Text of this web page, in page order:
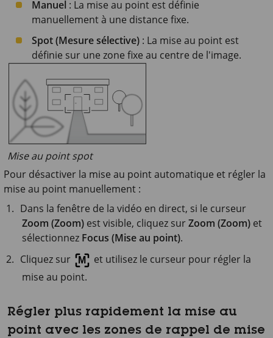
Manuel : La mise au point est définie
manuellement à une distance fixe.
Spot (Mesure sélective) : La mise au point est
définie sur une zone fixe au centre de l'image.
Mise au point spot
Pour désactiver la mise au point automatique et régler la
mise au point manuellement :
Dans la fenêtre de la vidéo en direct, si le curseur
Zoom (Zoom) est visible, cliquez surZoom (Zoom) et
sélectionnez Focus (Mise au point).
Cliquez sur
et utilisez le curseur pour régler la
mise au point.
Régler plus rapidement la mise au
point avec les zones de rappel de mise